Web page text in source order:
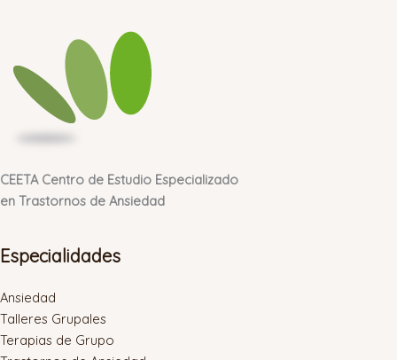
CEETA Centro de Estudio Especializado
en Trastornos de Ansiedad
Especialidades
Ansiedad
Talleres Grupales
Terapias de Grupo